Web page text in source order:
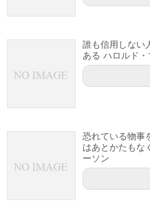
誰も信用しない
ある ハロルド・
恐れている物事
はあとかたもな
ーソン